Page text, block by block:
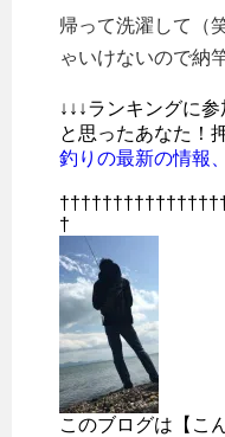
帰って洗濯して（
ゃいけないので納竿
↓↓↓ランキングに
と思ったあなた！
釣りの最新の情報
†
このブログは【こ